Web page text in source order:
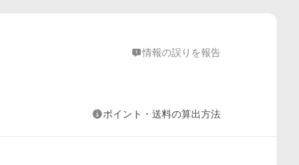
情報の誤りを報告
ポイント・送料の算出方法